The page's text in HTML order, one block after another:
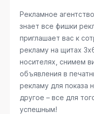
Рекламное
знает все фишки
приглашает вас к
рекламу на щитах
носителях, снимем
объявления в
рекламу для показа
другое – все для
успешным!